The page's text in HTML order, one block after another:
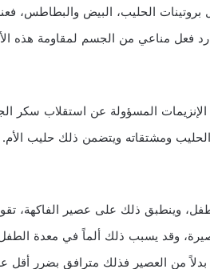
الحليب، البيض والبطاطس،
فعل مناعي من الجسم لمقاومة هذه
المسؤولة عن استقلاب سكر
ومشتقاته ويتضمن ذلك حليب الأم.
وينطبق ذلك على عصير الفاكهة،
وقد يسبب ذلك ألماً في معدة
من العصير فذلك مترافق بضرر أقل